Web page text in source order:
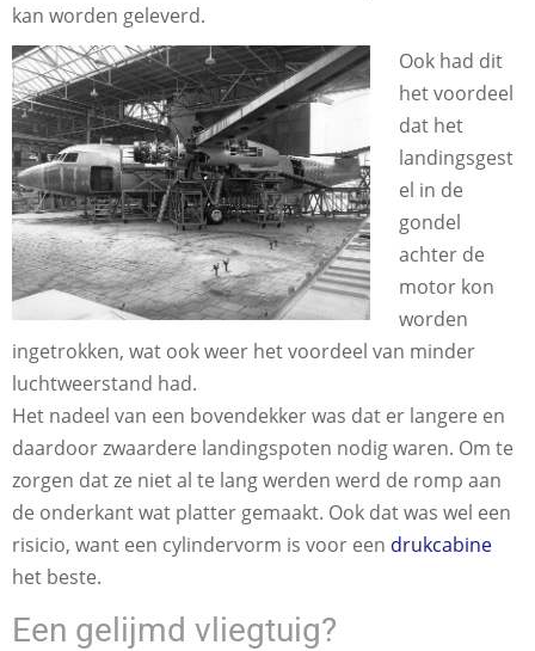
kan worden geleverd.
Ook had dit
het voordeel
dat het
landingsgest
el in de
gondel
achter de
motor kon
worden
ingetrokken, wat ook weer het voordeel van minder
luchtweerstand had.
Het nadeel van een bovendekker was dat er langere en
daardoor zwaardere landingspoten nodig waren. Om te
zorgen dat ze niet al te lang werden werd de romp aan
de onderkant wat platter gemaakt. Ook dat was wel een
risicio, want een cylindervorm is voor een drukcabine
het beste.
Een gelijmd vliegtuig?